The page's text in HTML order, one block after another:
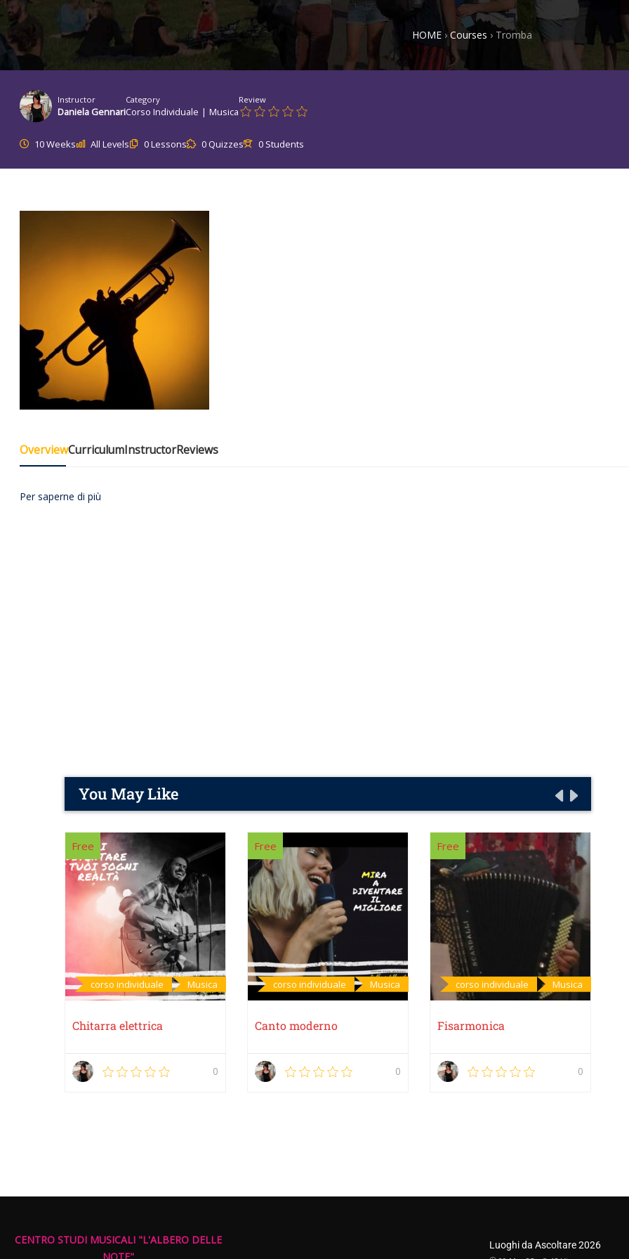
HOME›Courses › Tromba
Instructor
Daniela Gennari
Category
Corso Individuale | Musica
Review
10 Weeks All Levels 0 Lessons 0 Quizzes 0 Students
OverviewCurriculumInstructorReviews
Per saperne di più
You May Like
Free
corso individuale Musica
Chitarra elettrica
0
Free
corso individuale Musica
Canto moderno
0
Free
corso individuale Musica
Fisarmonica
0
CENTRO STUDI MUSICALI "L'ALBERO DELLE
Luoghi da Ascoltare 2026